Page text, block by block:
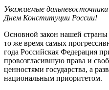
Уважаемые дальневосточники
Днем Конституции России!
Основной закон нашей
то же время самых
года Российская Федерация
провозгласившую права и
ценностями государства, а
национальным приоритетом.